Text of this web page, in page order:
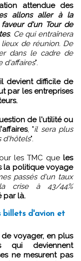
attendue des
allons aller à la
d'un Tour de
. Ce qui entraînera
de réunion. De
dans le cadre de
d'affaires".
devient difficile de
par les entreprises
de l'utilité ou
, "il sera plus
d'hôtels".
les TMC que les
la politique voyage
passés d'un taux
crise à 43/44%
par là.
billets d'avion et
qui deviennent
ne mesurent pas